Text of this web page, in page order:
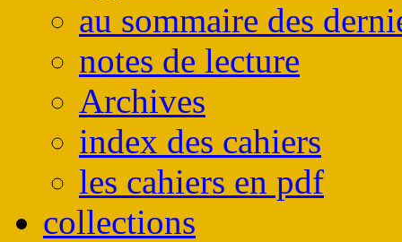
au sommaire des
notes de lecture
Archives
index des cahiers
les cahiers en pdf
collections